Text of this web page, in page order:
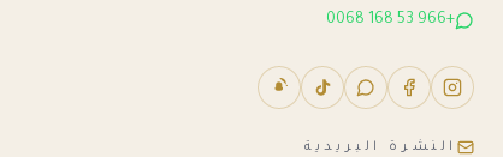
+966 53 168 0068
النشرة البريدية